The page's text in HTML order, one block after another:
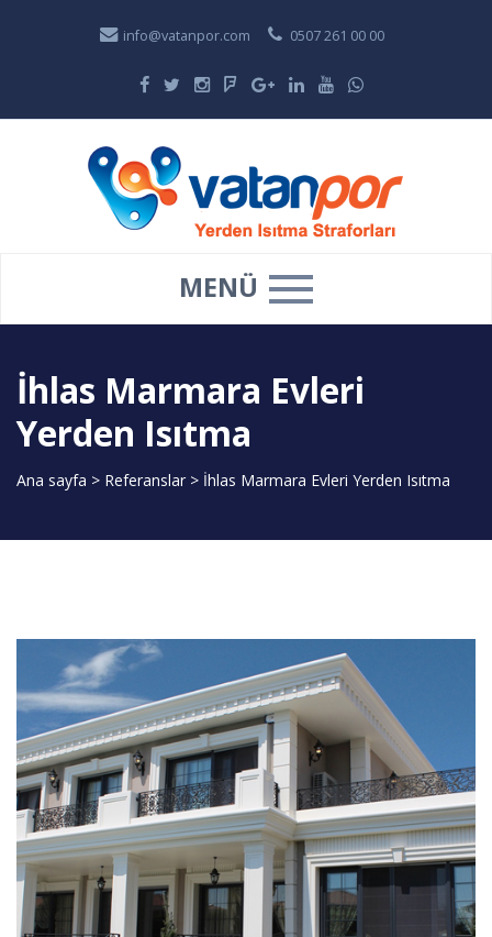
info@vatanpor.com 0507 261 00 00
MENÜ
İhlas Marmara Evleri
Yerden Isıtma
Ana sayfa > Referanslar > İhlas Marmara Evleri Yerden Isıtma